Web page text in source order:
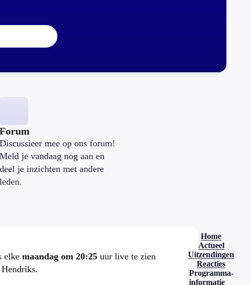
Forum
Discussieer mee op ons forum!
Meld je vandaag nog aan en
deel je inzichten met andere
leden.
elke maandag om 20:25 uur live te zien
Home
Actueel
Uitzendingen
Reacties
Programma-
informatie